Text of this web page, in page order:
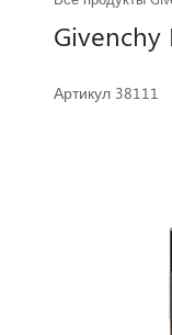
Givenchy
Артикул 38111